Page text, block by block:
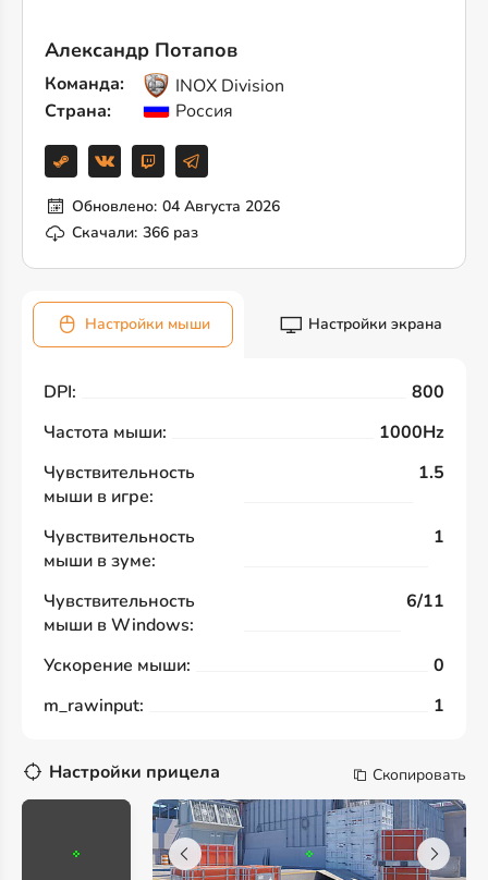
Александр Потапов
Команда:
INOX Division
Страна:
Россия
Обновлено: 04 Августа 2026
Скачали: 366 раз
Настройки мыши Настройки экрана
DPI:
800
Частота мыши:
1000Hz
Чувствительность
мыши в игре:
1.5
Чувствительность
мыши в зуме:
1
Чувствительность
мыши в Windows:
6/11
Ускорение мыши:
0
m_rawinput:
1
Настройки прицела Скопировать